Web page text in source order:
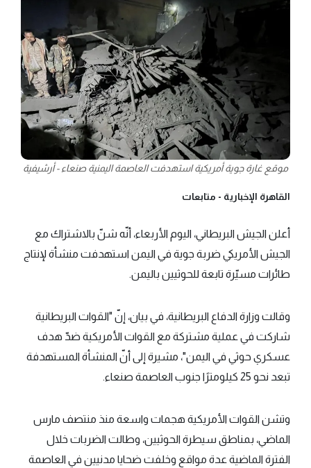
موقع غارة جوية أمريكية استهدفت العاصمة اليمنية صنعاء - أرشيفية
القاهرة الإخبارية - متابعات
أعلن الجيش البريطاني، اليوم الأربعاء، أنّه شنّ بالاشتراك مع
الجيش الأمريكي ضربة جوية في اليمن استهدفت منشأة لإنتاج
طائرات مسيّرة تابعة للحوثيين باليمن.
وقالت وزارة الدفاع البريطانية، في بيان، إنّ "القوات البريطانية
شاركت في عملية مشتركة مع القوات الأمريكية ضدّ هدف
عسكري حوثي في اليمن"، مشيرة إلى أنّ المنشأة المستهدفة
تبعد نحو 25 كيلومترًا جنوب العاصمة صنعاء.
وتشن القوات الأمريكية هجمات واسعة منذ منتصف مارس
الماضي، بمناطق سيطرة الحوثيين، وطالت الضربات خلال
الفترة الماضية عدة مواقع وخلفت ضحايا مدنيين في العاصمة